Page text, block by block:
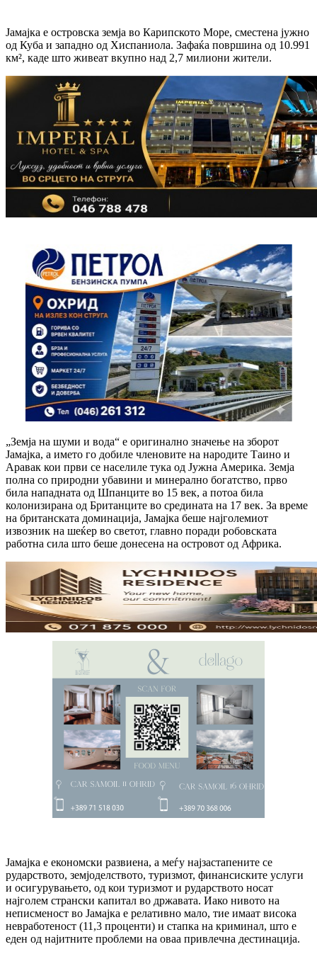
Јамајка е островска земја во Карипското Море, сместена јужно
од Куба и западно од Хиспаниола. Зафаќа површина од 10.991
км², каде што живеат вкупно над 2,7 милиони жители.
„Земја на шуми и вода“ е оригинално значење на зборот
Јамајка, а името го добиле членовите на народите Таино и
Аравак кои први се населиле тука од Јужна Америка. Земја
полна со природни убавини и минерално богатство, прво
била нападната од Шпанците во 15 век, а потоа била
колонизирана од Британците во средината на 17 век. За време
на британската доминација, Јамајка беше најголемиот
извозник на шеќер во светот, главно поради робовската
работна сила што беше донесена на островот од Африка.
Јамајка е економски развиена, а меѓу најзастапените се
рударството, земјоделството, туризмот, финансиските услуги
и осигурувањето, од кои туризмот и рударството носат
најголем странски капитал во државата. Иако нивото на
неписменост во Јамајка е релативно мало, тие имаат висока
невработеност (11,3 проценти) и стапка на криминал, што е
еден од најитните проблеми на оваа привлечна дестинација.